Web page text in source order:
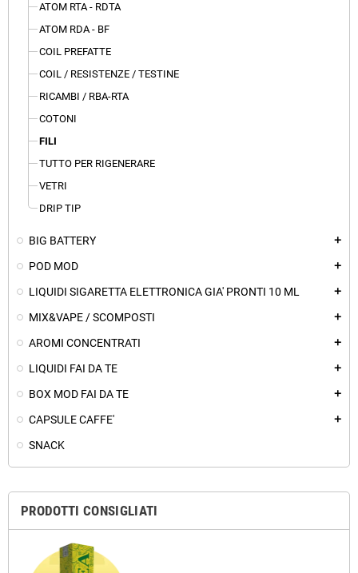
ATOM RTA - RDTA
ATOM RDA - BF
COIL PREFATTE
COIL / RESISTENZE / TESTINE
RICAMBI / RBA-RTA
COTONI
FILI
TUTTO PER RIGENERARE
VETRI
DRIP TIP
BIG BATTERY add
POD MOD add
LIQUIDI SIGARETTA ELETTRONICA GIA' PRONTI 10 ML add
MIX&VAPE / SCOMPOSTI add
AROMI CONCENTRATI add
LIQUIDI FAI DA TE add
BOX MOD FAI DA TE add
CAPSULE CAFFE' add
SNACK
PRODOTTI CONSIGLIATI